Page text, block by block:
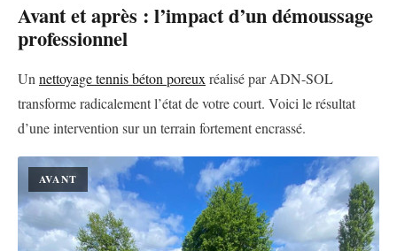
Avant et après : l’impact d’un démoussage
professionnel
Unnettoyage tennis béton poreuxréalisé par ADN-SOL
transforme radicalement l’état de votre court. Voici le résultat
d’une intervention sur un terrain fortement encrassé.
AVANT